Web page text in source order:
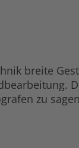
breite
zu